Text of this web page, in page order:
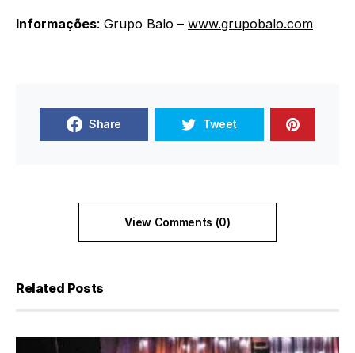
Informações: Grupo Balo – www.grupobalo.com
Share Tweet
View Comments (0)
Related Posts